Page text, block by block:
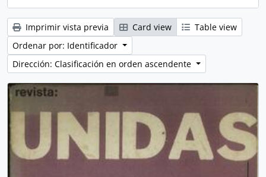
Imprimir vista previa Card view
Table view
Ordenar por: Identificador
Dirección: Clasificación en orden ascendente